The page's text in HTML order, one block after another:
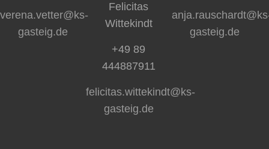
verena.vetter@ks-
gasteig.de
Felicitas
Wittekindt
+49 89
444887911
felicitas.wittekindt@ks-
gasteig.de
gasteig.de